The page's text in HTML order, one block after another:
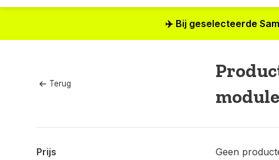
✈️ Bij geselecteerde
Terug
Prijs Geen